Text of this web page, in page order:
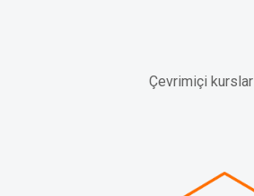
Çevrimiçi kurslar